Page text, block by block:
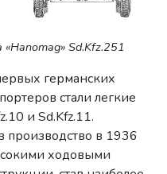
Sd.Kfz.251
германских
стали легкие
и Sd.Kfz.11.
производство в 1936
ходовыми